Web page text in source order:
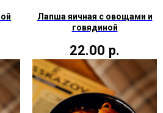
Лапша яичная с овощами и
говядиной
22.00 р.